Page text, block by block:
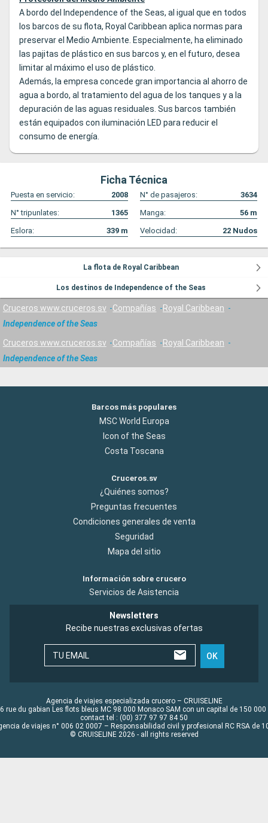
A bordo del Independence of the Seas, al igual que en todos
los barcos de su flota, Royal Caribbean aplica normas para
preservar el Medio Ambiente. Especialmente, ha eliminado
las pajitas de plástico en sus barcos y, en el futuro, desea
limitar al máximo el uso de plástico.
Además, la empresa concede gran importancia al ahorro de
agua a bordo, al tratamiento del agua de los tanques y a la
depuración de las aguas residuales. Sus barcos también
están equipados con iluminación LED para reducir el
consumo de energía.
Ficha Técnica
Puesta en servicio: 2008 N° de pasajeros:
3634
N° tripunlates:
1365 Manga: 56 m
Eslora:
339 m Velocidad: 22 Nudos
La flota de Royal Caribbean
Los destinos de Independence of the Seas
Cruceros www.cruceros.sv Compañías
Royal Caribbean
Independence of the Seas
Cruceros www.cruceros.sv Compañías
Royal Caribbean
Independence of the Seas
Barcos más populares
MSC World Europa
Icon of the Seas
Costa Toscana
Cruceros.sv
¿Quiénes somos?
Preguntas frecuentes
Condiciones generales de venta
Seguridad
Mapa del sitio
Información sobre crucero
Servicios de Asistencia
Newsletters
Recibe nuestras exclusivas ofertas
TU EMAIL OK
Agencia de viajes especializada crucero – CRUISELINE
rue du gabian Les flots bleus MC 98 000 Monaco SAM con un capital de 150 000
contact tel : (00) 377 97 97 84 50
de viajes n° 006 02 0007 – Responsabilidad civil y profesional RC RSA de
© CRUISELINE 2026 - all rights reserved